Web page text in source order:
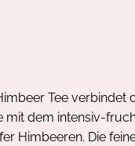
Tee verbindet
mit dem intensiv-
Himbeeren. Die